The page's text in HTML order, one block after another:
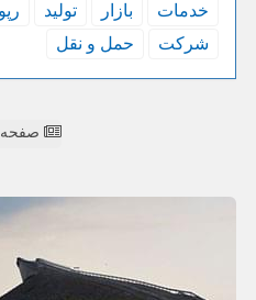
خدمات بازار تولید
شركت
حمل و نقل
صفحه